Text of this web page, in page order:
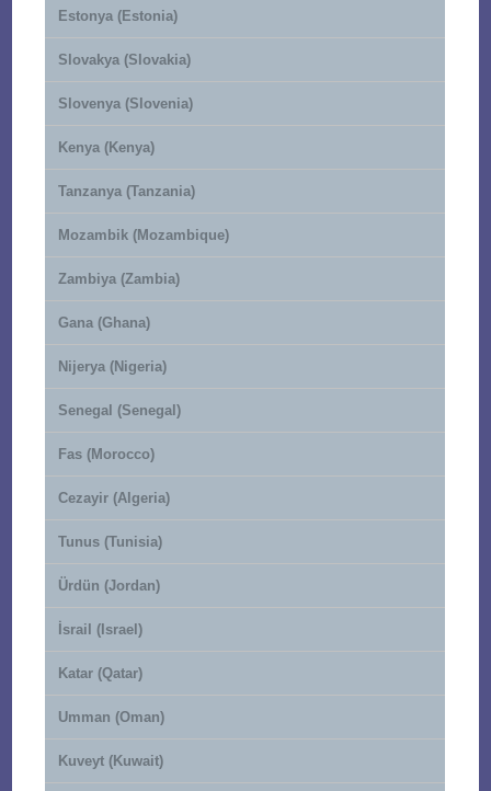
Estonya (Estonia)
Slovakya (Slovakia)
Slovenya (Slovenia)
Kenya (Kenya)
Tanzanya (Tanzania)
Mozambik (Mozambique)
Zambiya (Zambia)
Gana (Ghana)
Nijerya (Nigeria)
Senegal (Senegal)
Fas (Morocco)
Cezayir (Algeria)
Tunus (Tunisia)
Ürdün (Jordan)
İsrail (Israel)
Katar (Qatar)
Umman (Oman)
Kuveyt (Kuwait)